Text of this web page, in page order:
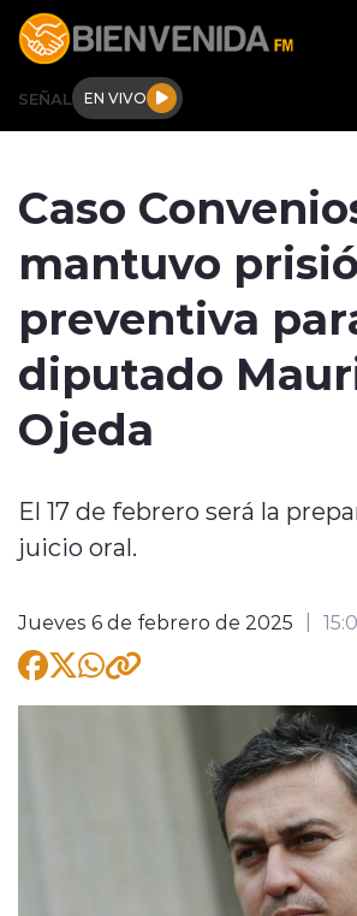
Click acá para ir directamente al
SEÑAL EN VIVO
Tendencias
Internacional
Entrevistas
modo claro
Caso
mantuvo
preventiva
diputado
Ojeda
El 17 de febrero será la
juicio oral.
Jueves 6 de febrero de 2025